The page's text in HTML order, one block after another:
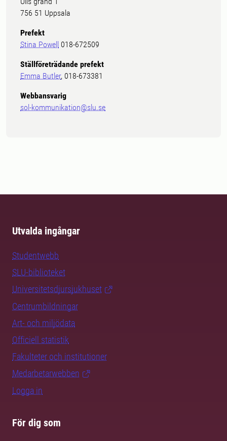
756 51 Uppsala
Prefekt
Stina Powell 018-672509
Ställföreträdande prefekt
Emma Butler, 018-673381
Webbansvarig
sol-kommunikation@slu.se
Utvalda ingångar
Studentwebb
SLU-biblioteket
Universitetsdjursjukhuset
Centrumbildningar
Art- och miljödata
Officiell statistik
Fakulteter och institutioner
Medarbetarwebben
Logga in
För dig som